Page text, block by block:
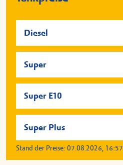
Diesel
Super
Super E10
Super Plus
Stand der Preise: 07.08.2026, 16:57